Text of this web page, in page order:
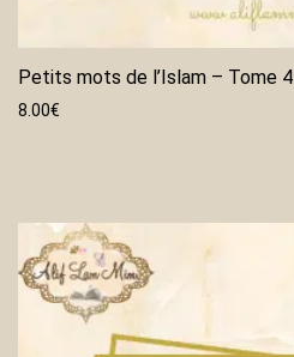
Petits mots de l’Islam – Tome 4
8.00€